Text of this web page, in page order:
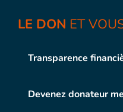
LE DON ET
Transparence
Devenez donateur